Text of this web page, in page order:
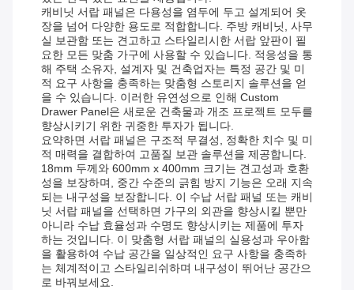
캐비닛 서랍 패널은 다용성을 염두에 두고 설계되어 옷
장을 넘어 다양한 용도로 적합합니다. 주방 캐비닛, 사무
실 보관함 또는 견고하고 스타일리시한 서랍 앞판이 필
요한 모든 맞춤 가구에 사용할 수 있습니다. 적응성을 통
해 주택 소유자, 설계자 및 건축업자는 특정 공간 및 미
적 요구 사항을 충족하는 맞춤형 스토리지 솔루션을 얻
을 수 있습니다. 이러한 유연성으로 인해 Custom
Drawer Panel은 새로운 건축물과 개조 프로젝트 모두를
향상시키기 위한 귀중한 투자가 됩니다.
요약하면 서랍 패널은 구조적 무결성, 정확한 치수 및 미
적 매력을 결합하여 고품질 보관 솔루션을 제공합니다.
18mm 두께와 600mm x 400mm 크기는 견고성과 호환
성을 보장하며, 중간 수준의 긁힘 방지 기능은 오래 지속
되는 내구성을 보장합니다. 이 수납 서랍 패널 또는 캐비
닛 서랍 패널을 선택하면 가구의 외관을 향상시킬 뿐만
아니라 수납 효율성과 수명도 향상시키는 제품에 투자
하는 것입니다. 이 맞춤형 서랍 패널의 실용성과 우아함
을 활용하여 수납 공간을 일상적인 요구 사항을 충족하
는 체계적이고 스타일리쉬하며 내구성이 뛰어난 공간으
로 바꿔보세요.